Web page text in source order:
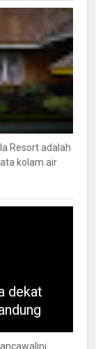
Resort adalah
kolam air
dekat